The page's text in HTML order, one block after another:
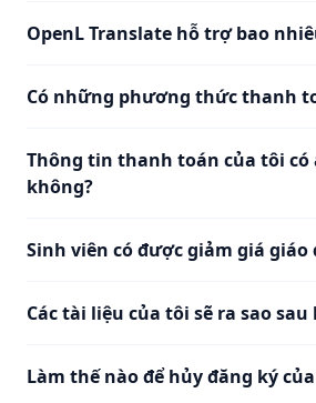
OpenL Translate hỗ trợ bao
Có những phương thức thanh
Thông tin thanh toán của tôi có
không?
Sinh viên có được giảm giá giáo
Các tài liệu của tôi sẽ ra sao
Làm thế nào để hủy đăng ký